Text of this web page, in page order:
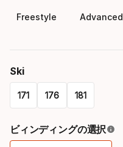
Freestyle Advanced
Ski
171 176 181
select
ビィンディングの選択